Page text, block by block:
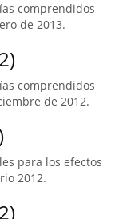
comprendidos
de 2013.
comprendidos
de 2012.
para los efectos
2012.